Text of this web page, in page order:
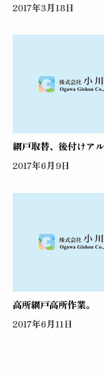
2017年3月18日
網戸取替、後付けアル
2017年6月9日
高所網戸高所作業。
2017年6月11日